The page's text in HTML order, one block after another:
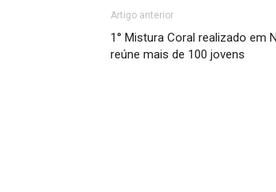
Artigo anterior
1° Mistura Coral realizado em
reúne mais de 100 jovens